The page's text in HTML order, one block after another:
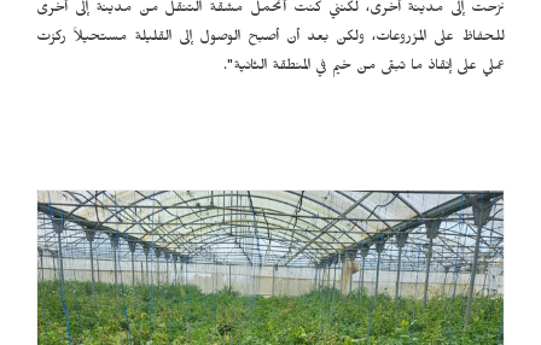
نزحت إلى مدينة أخرى، لكنني كنت أتحمل مشقة التنقل من مدينة إلى أخرى
للحفاظ على المزروعات، ولكن بعد أن أصبح الوصول إلى القليلة مستحيلاً ركزت
عملي على إنقاذ ما تبقى من خيم في المنطقة الثانية".